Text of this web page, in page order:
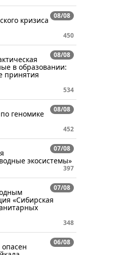
08/08
кризиса
450
08/08
в образовании:
принятия
534
08/08
геномике
452
07/08
экосистемы»
397
07/08
«Сибирская
348
06/08